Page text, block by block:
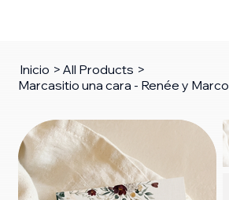
Inicio > All Products >
Marcasitio una cara - Renée y Marco